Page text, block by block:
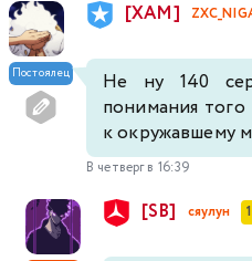
Постоялец
[XAM]
Не ну 140
понимания
к окружавшему
В четверг в 16:39
[SB] сяулун